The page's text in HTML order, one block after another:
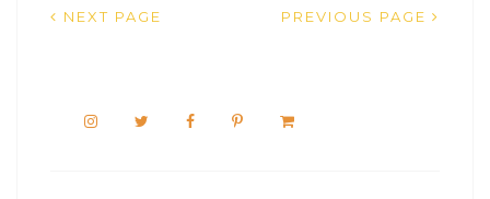
NEXT PAGE PREVIOUS PAGE